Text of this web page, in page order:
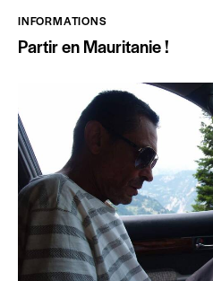
INFORMATIONS
Partir en Mauritanie !